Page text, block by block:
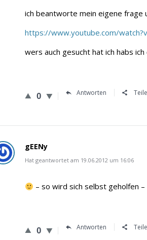
ich beantworte mein eigene frage
https://www.youtube.com/
wers auch gesucht hat ich habs
0 Antworten
gEENy
Hat geantwortet am 19.06.2012 um 16:06
– so wird sich selbst geholfen –
0 Antworten